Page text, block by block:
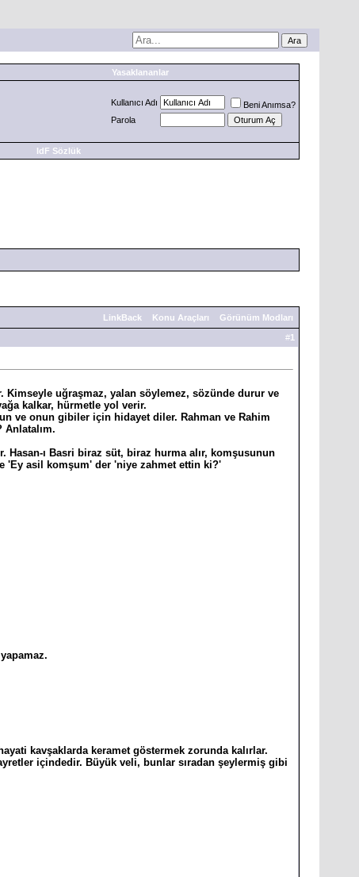
Yasaklananlar
Kullanıcı Adı
Beni Anımsa?
Parola
IdF Sözlük
LinkBack Konu Araçları Görünüm Modları
#1
Kimseyle uğraşmaz, yalan söylemez, sözünde durur ve
kalkar, hürmetle yol verir.
ve onun gibiler için hidayet diler. Rahman ve Rahim
Anlatalım.
Hasan-ı Basri biraz süt, biraz hurma alır, komşusunun
'Ey asil komşum' der 'niye zahmet ettin ki?'
kavşaklarda keramet göstermek zorunda kalırlar.
içindedir. Büyük veli, bunlar sıradan şeylermiş gibi